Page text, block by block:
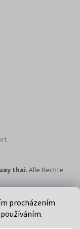
procházením
thai. Alle Rechte
a bikery.